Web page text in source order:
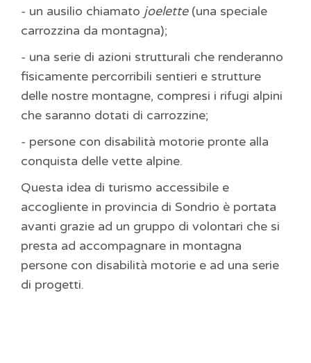
- un ausilio chiamato joelette (una speciale
carrozzina da montagna);
- una serie di azioni strutturali che renderanno
fisicamente percorribili sentieri e strutture
delle nostre montagne, compresi i rifugi alpini
che saranno dotati di carrozzine;
- persone con disabilità motorie pronte alla
conquista delle vette alpine.
Questa idea di turismo accessibile e
accogliente in provincia di Sondrio è portata
avanti grazie ad un gruppo di volontari che si
presta ad accompagnare in montagna
persone con disabilità motorie e ad una serie
di progetti.